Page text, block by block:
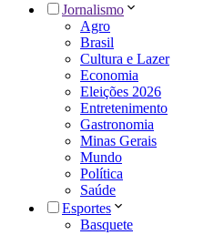
Jornalismo
Agro
Brasil
Cultura e Lazer
Economia
Eleições 2026
Entretenimento
Gastronomia
Minas Gerais
Mundo
Política
Saúde
Esportes
Basquete